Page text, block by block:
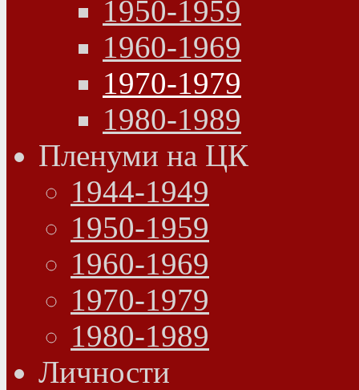
1950-1959
1960-1969
1970-1979
1980-1989
Пленуми на ЦК
1944-1949
1950-1959
1960-1969
1970-1979
1980-1989
Личности